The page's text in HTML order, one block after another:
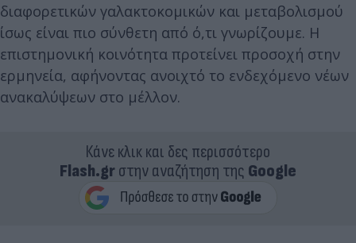
διαφορετικών γαλακτοκομικών και μεταβολισμού
ίσως είναι πιο σύνθετη από ό,τι γνωρίζουμε. Η
επιστημονική κοινότητα προτείνει προσοχή στην
ερμηνεία, αφήνοντας ανοιχτό το ενδεχόμενο νέων
ανακαλύψεων στο μέλλον.
Κάνε κλικ και δες περισσότερο
Flash.grστην αναζήτηση της Google